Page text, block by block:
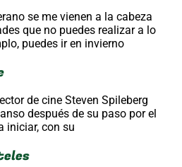
se me vienen a la cabeza
que no puedes realizar a lo
puedes ir en invierno
de cine Steven Spileberg
después de su paso por el
iniciar, con su